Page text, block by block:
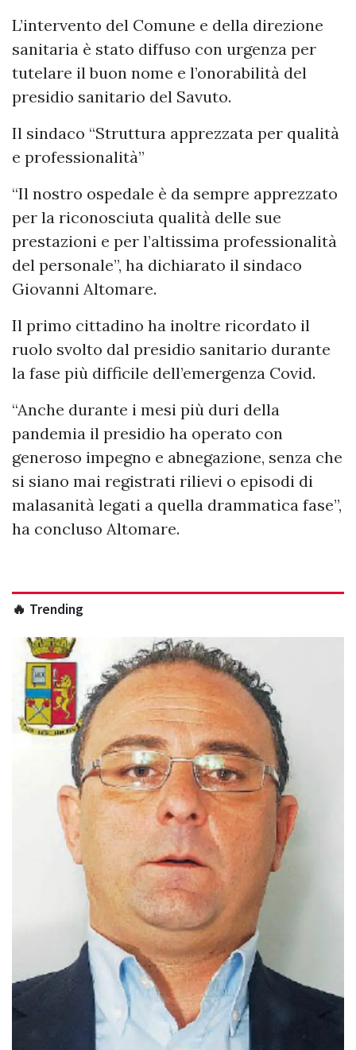
L’intervento del Comune e della direzione
sanitaria è stato diffuso con urgenza per
tutelare il buon nome e l’onorabilità del
presidio sanitario del Savuto.
Il sindaco “Struttura apprezzata per qualità
e professionalità”
“Il nostro ospedale è da sempre apprezzato
per la riconosciuta qualità delle sue
prestazioni e per l’altissima professionalità
del personale”, ha dichiarato il sindaco
Giovanni Altomare.
Il primo cittadino ha inoltre ricordato il
ruolo svolto dal presidio sanitario durante
la fase più difficile dell’emergenza Covid.
“Anche durante i mesi più duri della
pandemia il presidio ha operato con
generoso impegno e abnegazione, senza che
si siano mai registrati rilievi o episodi di
malasanità legati a quella drammatica fase”,
ha concluso Altomare.
🔥 Trending